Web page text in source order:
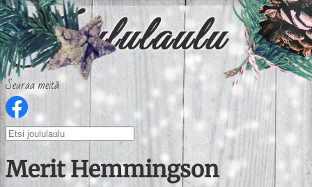
Seuraa meitä
Merit Hemmingson